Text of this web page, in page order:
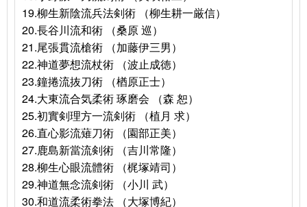
19.柳生新陰流兵法剣術 （柳生耕一厳信）
20.長谷川流和術 （桑原 巡）
21.尾張貫流槍術 （加藤伊三男）
22.神道夢想流杖術 （波止成徳）
23.鐘捲流抜刀術 （楢原正士）
24.大東流合気柔術 琢磨会 （森 恕）
25.初實剣理方一流剣術 （植月 求）
26.直心影流薙刀術 （園部正美）
27.鹿島新當流剣術 （吉川常隆）
28.柳生心眼流體術 （梶塚靖司）
29.神道無念流剣術 （小川 武）
30.和道流柔術拳法 （大塚博紀）